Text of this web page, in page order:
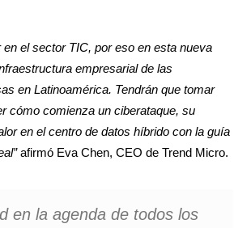
el sector TIC, por eso en esta nueva
empresarial de las
en Latinoamérica. Tendrán que tomar
cómo comienza un ciberataque, su
en el centro de datos híbrido con la guía
afirmó Eva Chen, CEO de Trend Micro.
en la agenda de todos los